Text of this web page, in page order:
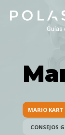
MARIO KART
CONSEJOS